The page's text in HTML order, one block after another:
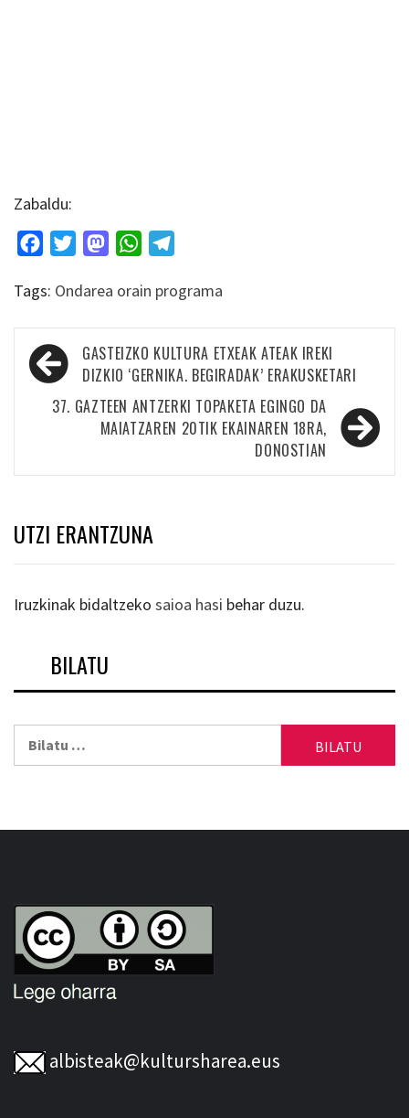
Zabaldu:
FacebookTwitterMastodonWhatsApp
Tags: Ondarea orain programa
Bidalketetan
zehar
nabigatu
GASTEIZKO KULTURA ETXEAK ATEAK IREKI
DIZKIO ‘GERNIKA. BEGIRADAK’ ERAKUSKETARI
37. GAZTEEN ANTZERKI TOPAKETA EGINGO DA
MAIATZAREN 20TIK EKAINAREN 18RA,
DONOSTIAN
UTZI ERANTZUNA
Iruzkinak bidaltzeko saioa hasi behar duzu.
BILATU
albisteak@kultursharea.eus